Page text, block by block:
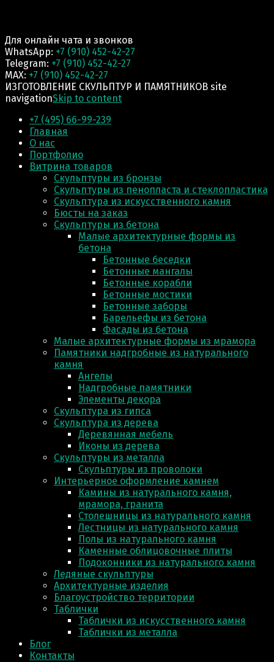
Для онлайн чата и звонков
WhatsApp: +7 (910) 452-42-27
Telegram: +7 (910) 452-42-27
MAX: +7 (910) 452-42-27
ИЗГОТОВЛЕНИЕ СКУЛЬПТУР И ПАМЯТНИКОВ site
navigationSkip to content
+7 (495) 66-99-239
Главная
О нас
Портфолио
Витрина товаров
Скульптуры из бронзы
Скульптуры из пенопласта и стеклопластика
Скульптура из искусственного камня
Бюсты на заказ
Скульптуры из бетона
Малые архитектурные формы из
бетона
Бетонные беседки
Бетонные мангалы
Бетонные корабли
Бетонные мостики
Бетонные заборы
Барельефы из бетона
Фасады из бетона
Малые архитектурные формы из мрамора
Памятники надгробные из натурального
камня
Ангелы
Надгробные памятники
Элементы декора
Скульптура из гипса
Скульптура из деревa
Деревянная мебель
Иконы из дерева
Скульптуры из металла
Скульптуры из проволоки
Интерьерное оформление камнем
Камины из натурального камня,
мрамора, гранита
Столешницы из натурального камня
Лестницы из натурального камня
Полы из натурального камня
Каменные облицовочные плиты
Подоконники из натурального камня
Ледяные скульптуры
Архитектурные изделия
Благоустройство территории
Таблички
Таблички из искусственного камня
Таблички из металла
Блог
Контакты